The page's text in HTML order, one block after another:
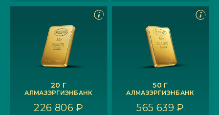
20 Г
АЛМАЗЭРГИЭНБАНК
226 806 ₽
50 Г
АЛМАЗЭРГИЭНБАНК
565 639 ₽